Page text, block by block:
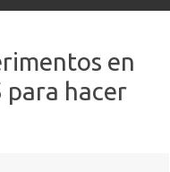
en
para hacer